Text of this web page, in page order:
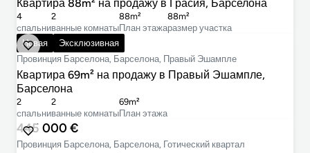
Квартира 88m² на продажу в Грасия, Барселона
cпальни
4
ванные комнаты
2
План этажа
88m²
размер участка
88m²
Новая Эксклюзивная
485 000 €
Провинция Барселона, Барселона, Правый Эшампле
Квартира 69m² на продажу в Правый Эшампле,
Барселона
cпальни
2
ванные комнаты
2
План этажа
69m²
445 000 €
Провинция Барселона, Барселона, Готический квартал